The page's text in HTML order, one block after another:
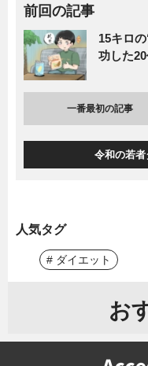
前回の記事
15キロ
功した
一番最初の記事
令和の若
人気タグ
# ダイエット
お